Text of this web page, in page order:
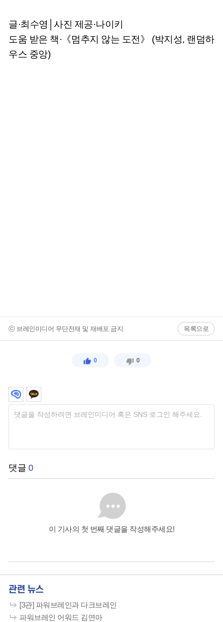
글·최수영│사진 제공·나이키
도움 받은 책·《멈추지 않는 도전》 (박지성, 랜덤하
우스 중앙)
ⓒ 브레인미디어 무단전재 및 재배포 금지 목록으로
0 0
댓글 0
이 기사의 첫 번째 댓글을 작성해주세요!
관련 뉴스
[3관] 파워브레인과 다크브레인
파워브레인 어워드 김연아